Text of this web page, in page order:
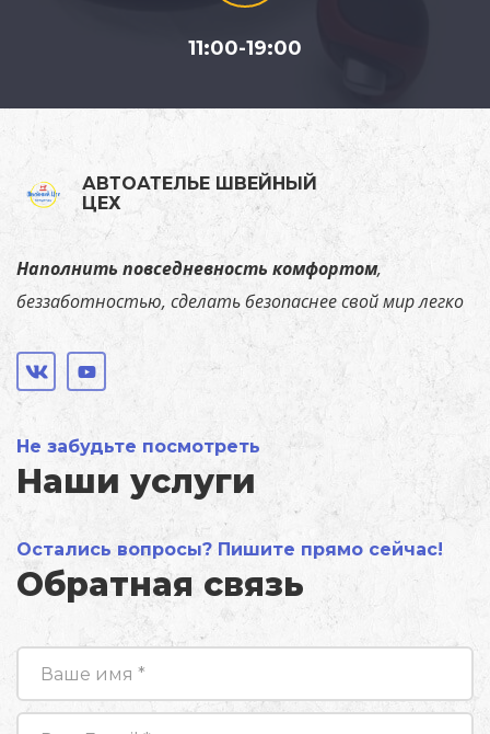
11:00-19:00
АВТОАТЕЛЬЕ ШВЕЙНЫЙ
ЦЕХ
Наполнить повседневность комфортом,
беззаботностью, сделать безопаснее свой мир легко
Не забудьте посмотреть
Наши услуги
Остались вопросы? Пишите прямо сейчас!
Обратная связь